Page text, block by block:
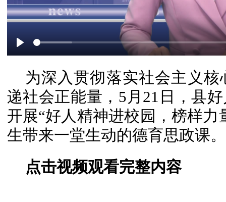
Play
为深入贯彻落实社会主义
递社会正能量，5月21日，县
开展“好人精神进校园，榜样
生带来一堂生动的德育思政课。
点击视频观看完整内容